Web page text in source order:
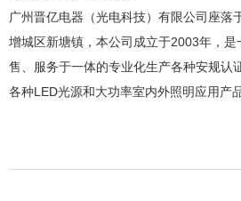
广州晋亿电器（光电科技）有限公司座落
增城区新塘镇，本公司成立于2003年，
售、服务于一体的专业化生产各种安规认
各种LED光源和大功率室内外照明应用产